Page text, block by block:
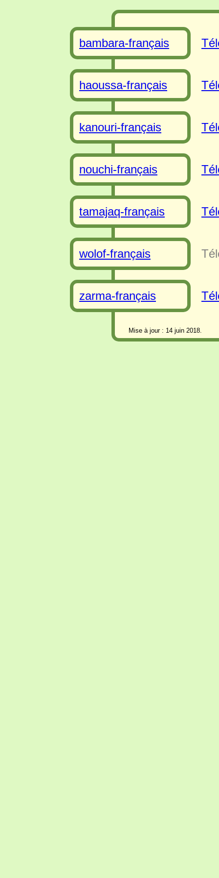
bambara-français
haoussa-français
kanouri-français
nouchi-français
tamajaq-français
wolof-français
zarma-français
Mise à jour : 14 juin 2018.